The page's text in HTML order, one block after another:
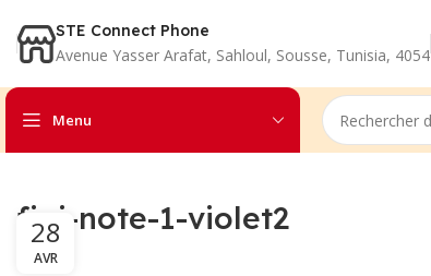
STE Connect Phone
Avenue Yasser Arafat, Sahloul, Sousse, Tunisia, 4054
Menu
figi-note-1-violet2
28
AVR